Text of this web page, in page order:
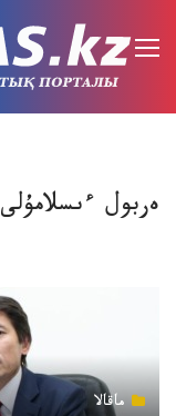
ەربول ءىسلامۇلى
ماقالا